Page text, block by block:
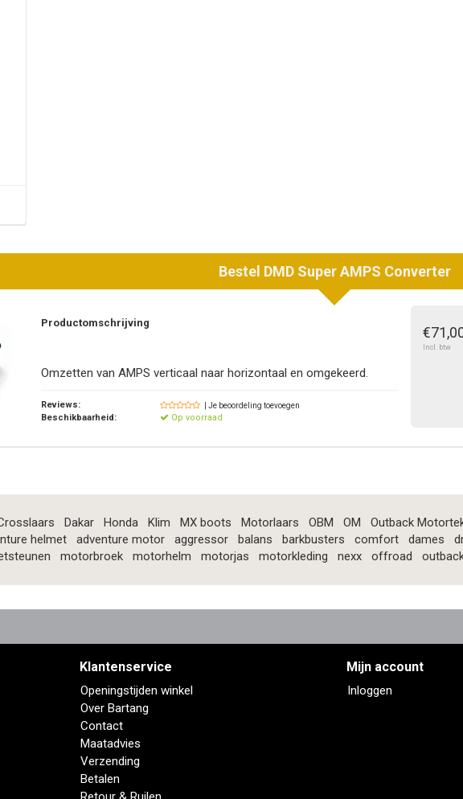
Bestel DMD Super AMPS Converter
Productomschrijving
Omzetten van AMPS verticaal naar horizontaal en omgekeerd.
Reviews: | Je beoordeling toevoegen
Beschikbaarheid: Op voorraad
Incl. btw
Dakar Honda Klim MX boots Motorlaars OBM OM Outback
helmet adventure motor aggressor balans barkbusters comfort dames
motorbroek motorhelm motorjas motorkleding nexx offroad
Klantenservice
Openingstijden winkel
Over Bartang
Contact
Maatadvies
Verzending
Betalen
Mijn account
Inloggen